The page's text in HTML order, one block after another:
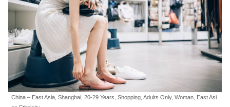
China – East Asia, Shanghai, 20-29 Years, Shopping, Adults Only, Woman, East Asi